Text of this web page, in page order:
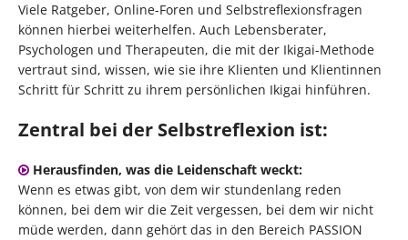
Viele Ratgeber, Online-Foren und Selbstreflexionsfragen
können hierbei weiterhelfen. Auch Lebensberater,
Psychologen und Therapeuten, die mit der Ikigai-Methode
vertraut sind, wissen, wie sie ihre Klienten und Klientinnen
Schritt für Schritt zu ihrem persönlichen Ikigai hinführen.
Zentral bei der Selbstreflexion ist:
Herausfinden, was die Leidenschaft weckt:
Wenn es etwas gibt, von dem wir stundenlang reden
können, bei dem wir die Zeit vergessen, bei dem wir nicht
müde werden, dann gehört das in den Bereich PASSION